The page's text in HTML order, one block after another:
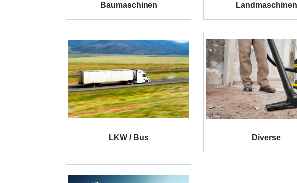
Baumaschinen Landmaschinen
LKW / Bus Diverse